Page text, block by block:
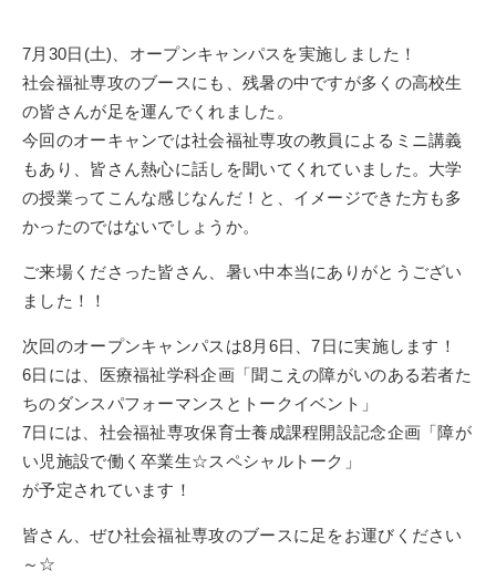
7月30日(土)、オープンキャンパスを実施しました！
社会福祉専攻のブースにも、残暑の中ですが多くの高校生
の皆さんが足を運んでくれました。
今回のオーキャンでは社会福祉専攻の教員によるミニ講義
もあり、皆さん熱心に話しを聞いてくれていました。大学
の授業ってこんな感じなんだ！と、イメージできた方も多
かったのではないでしょうか。
ご来場くださった皆さん、暑い中本当にありがとうござい
ました！！
次回のオープンキャンパスは8月6日、7日に実施します！
6日には、医療福祉学科企画「聞こえの障がいのある若者た
ちのダンスパフォーマンスとトークイベント」
7日には、社会福祉専攻保育士養成課程開設記念企画「障が
い児施設で働く卒業生☆スペシャルトーク」
が予定されています！
皆さん、ぜひ社会福祉専攻のブースに足をお運びください
～☆